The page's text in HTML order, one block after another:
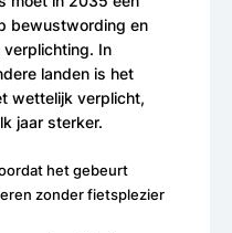
bewustwording en
In
landen is het
wettelijk verplicht,
jaar sterker.
het gebeurt
zonder fietsplezier